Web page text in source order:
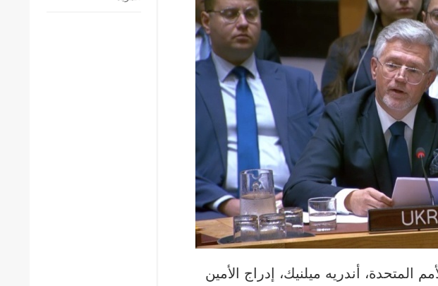
المتحدة، أندريه ميلنيك، إدراج الأمين